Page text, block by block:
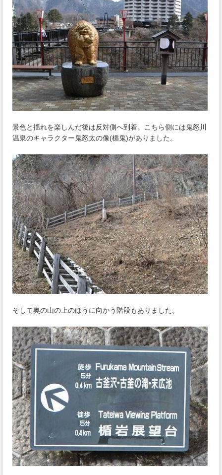
景色と揺れを楽しんだ後は反対側へ到着。こちら側には鬼怒川
温泉のキャラクター鬼怒太の像(楯鬼)がありました。
そして奥の山の上のほうに向かう階段もありました。